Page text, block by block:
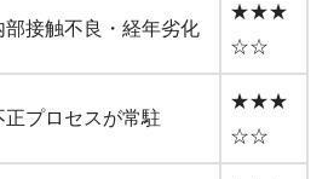
部接触不良・経年劣化
★★★
☆☆
正プロセスが常駐
★★★
☆☆